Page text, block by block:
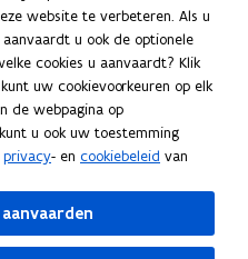
website te verbeteren. Als u
u ook de optionele
cookies u aanvaardt? Klik
uw cookievoorkeuren op elk
de webpagina op
u ook uw toestemming
privacy- en cookiebeleid van